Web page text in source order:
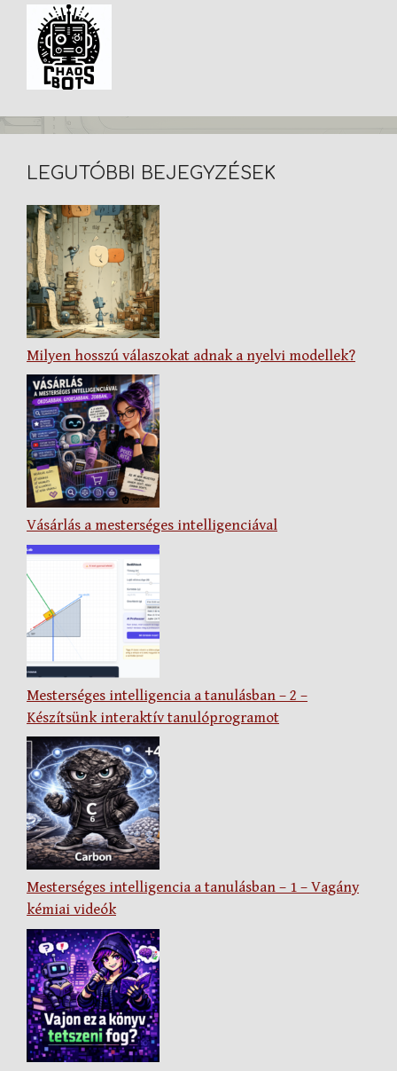
LEGUTÓBBI BEJEGYZÉSEK
Milyen hosszú válaszokat adnak a nyelvi modellek?
Vásárlás a mesterséges intelligenciával
Mesterséges intelligencia a tanulásban – 2 –
Készítsünk interaktív tanulóprogramot
Mesterséges intelligencia a tanulásban – 1 – Vagány
kémiai videók